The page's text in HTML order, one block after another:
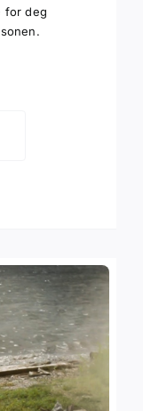
for deg